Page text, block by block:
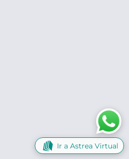
Ir a Astrea Virtual